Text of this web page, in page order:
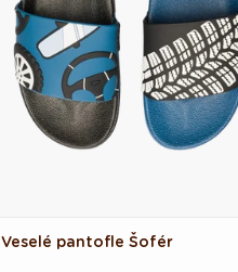
Veselé pantofle Šofér